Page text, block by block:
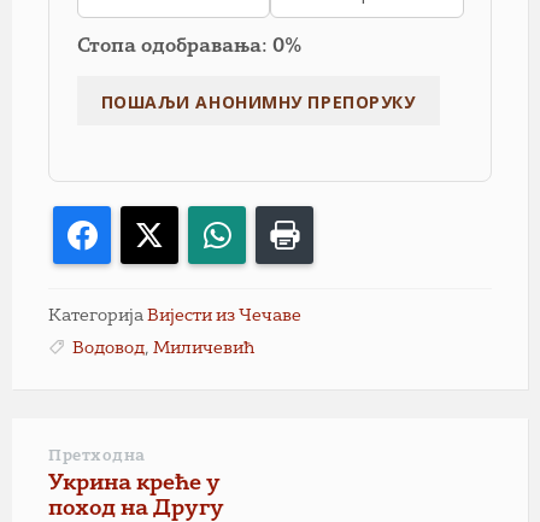
Стопа одобравања: 0%
Facebook WhatsApp
Категорија Вијести из Чечаве
Водовод, Миличевић
Претходна
Укрина креће у
поход на Другу